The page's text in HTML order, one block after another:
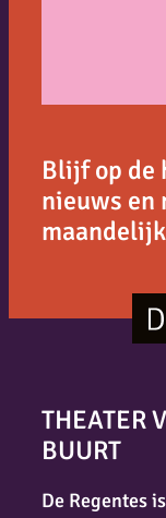
Blijf op de
nieuws en
THEATER
BUURT
De Regentes